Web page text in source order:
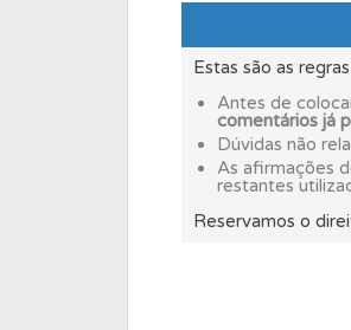
Perfil Veja as
Veja os
Testes O teste
O Índice
Estas são as
Antes de
comentários já
Dúvidas não
As afirmações
restantes
Reservamos o